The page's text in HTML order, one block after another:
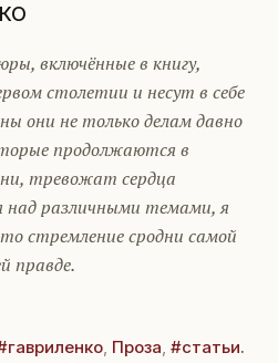
включённые в книгу,
столетии и несут в себе
они не только делам давно
продолжаются в
тревожат сердца
над различными темами, я
стремление сродни самой
правде.
, Проза, #статьи.